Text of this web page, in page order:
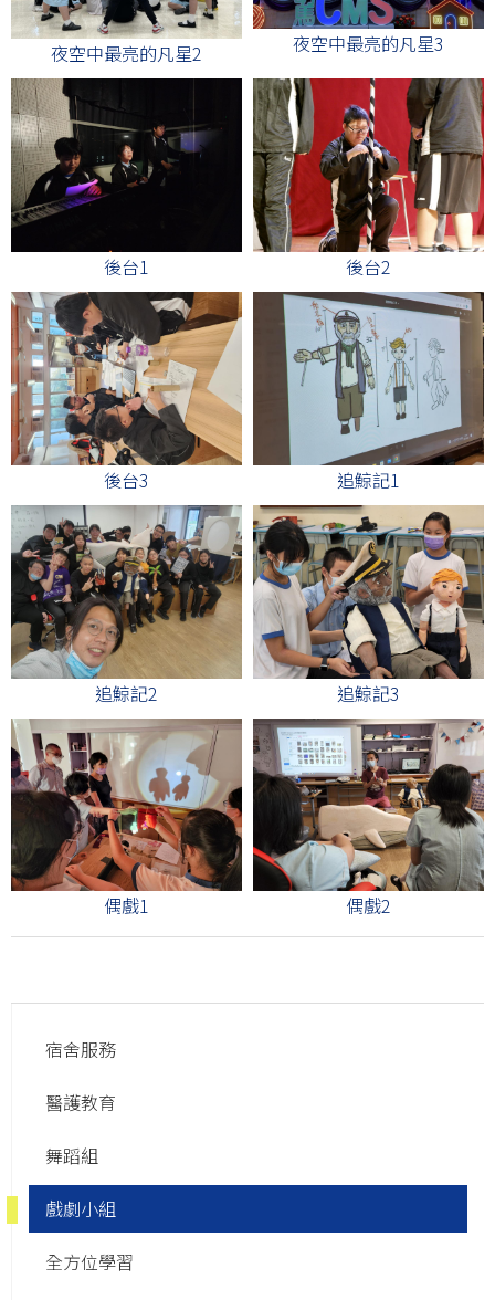
夜空中最亮的凡星2 夜空中最亮的凡星3
後台1 後台2
後台3 追鯨記1
追鯨記2 追鯨記3
偶戲1 偶戲2
navigation
宿舍服務
醫護教育
舞蹈組
戲劇小組
全方位學習